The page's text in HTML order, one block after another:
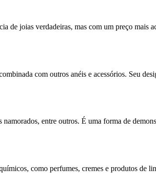
de joias verdadeiras, mas com um preço mais
com outros anéis e acessórios. Seu
entre outros. É uma forma de
como perfumes, cremes e produtos de